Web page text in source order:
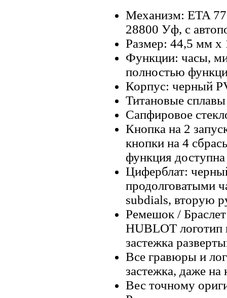
Механизм: ETA
28800 Уф, с
Размер: 44,5 мм х
Функции: часы,
полностью
Корпус: черный
Титановые
Сапфировое
Кнопка на 2
кнопки на 4
функция
Циферблат:
продолговатыми
subdials, вторую
Ремешок /
HUBLOT логотип
застежка
Все гравюры и
застежка, даже на
Вес точному